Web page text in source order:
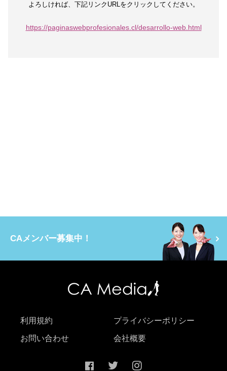
よろしければ、下記リンクURLをクリックしてください。
https://paginaswebprofesionales.cl/desarrollo-web.html
CAメンバー募集中！
利用規約 プライバシーポリシー
お問い合わせ 会社概要